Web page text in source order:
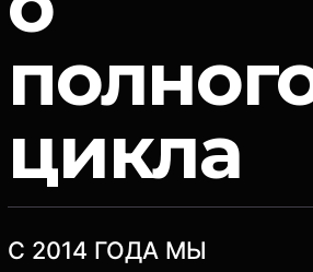
цикла
C 2014 ГОДА МЫ